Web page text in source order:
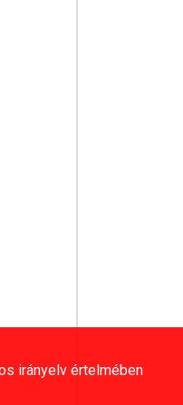
irányelv értelmében